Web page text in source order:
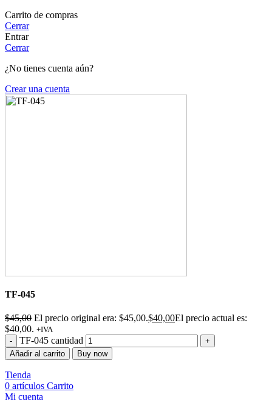
Carrito de compras
Cerrar
Entrar
Cerrar
¿No tienes cuenta aún?
Crear una cuenta
TF-045
$45,00 El precio original era: $45,00.$40,00El precio actual es:
$40,00. +IVA
TF-045 cantidad
Añadir al carrito Buy now
Tienda
0 artículos Carrito
Mi cuenta